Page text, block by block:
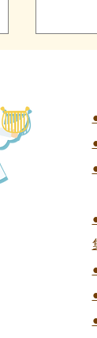
終